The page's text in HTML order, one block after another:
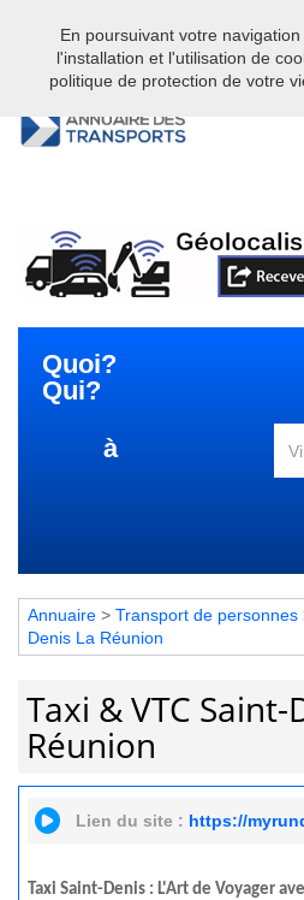
Bienvenue sur l'annuaire
logistique en
Quoi?
Qui?
à
Annuaire > Transport de personnes
Denis La Réunion
Taxi & VTC Saint-
Réunion
Lien du site : https://
Taxi Saint-Denis : L'Art de Voyager
En poursuivant votre
l'installation et l'utilisation de
politique de protection de votre